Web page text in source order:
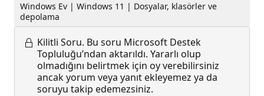
Windows Ev | Windows 11 | Dosyalar, klasörler ve
depolama
Kilitli Soru. Bu soru Microsoft Destek
Topluluğu’ndan aktarıldı. Yararlı olup
olmadığını belirtmek için oy verebilirsiniz
ancak yorum veya yanıt ekleyemez ya da
soruyu takip edemezsiniz.